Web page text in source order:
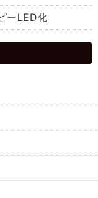
ーLED化